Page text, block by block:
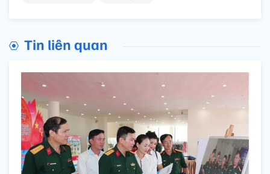
Tin liên quan